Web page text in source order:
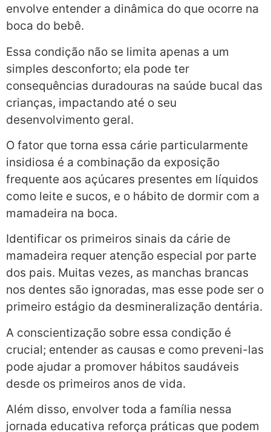
envolve entender a dinâmica do que ocorre na
boca do bebê.
Essa condição não se limita apenas a um
simples desconforto; ela pode ter
consequências duradouras na saúde bucal das
crianças, impactando até o seu
desenvolvimento geral.
O fator que torna essa cárie particularmente
insidiosa é a combinação da exposição
frequente aos açúcares presentes em líquidos
como leite e sucos, e o hábito de dormir com a
mamadeira na boca.
Identificar os primeiros sinais da cárie de
mamadeira requer atenção especial por parte
dos pais. Muitas vezes, as manchas brancas
nos dentes são ignoradas, mas esse pode ser o
primeiro estágio da desmineralização dentária.
A conscientização sobre essa condição é
crucial; entender as causas e como preveni-las
pode ajudar a promover hábitos saudáveis
desde os primeiros anos de vida.
Além disso, envolver toda a família nessa
jornada educativa reforça práticas que podem